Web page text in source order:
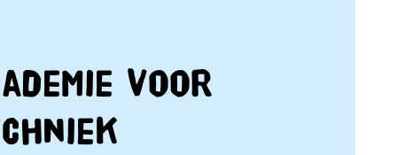
voor